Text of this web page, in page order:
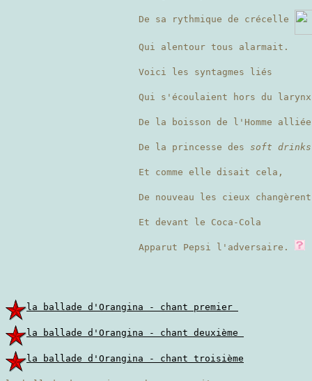
De sa rythmique de crécelle
Qui alentour tous alarmait.
Voici les syntagmes liés
Qui s'écoulaient hors du larynx
De la boisson de l'Homme
De la princesse des soft drinks
Et comme elle disait cela,
De nouveau les cieux
Et devant le Coca-Cola
Apparut Pepsi l'adversaire.
la ballade d'Orangina - chant premier
la ballade d'Orangina - chant deuxième
la ballade d'Orangina - chant troisième